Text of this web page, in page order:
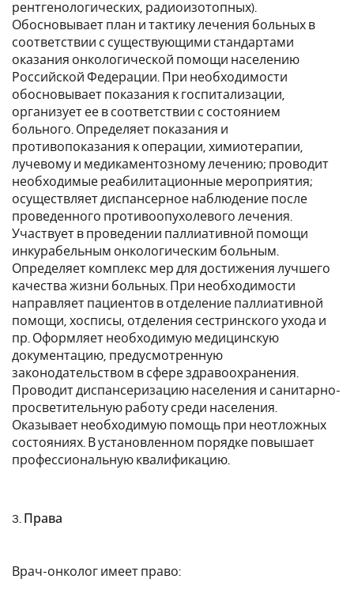
рентгенологических, радиоизотопных).
Обосновывает план и тактику лечения больных в
соответствии с существующими стандартами
оказания онкологической помощи населению
Российской Федерации. При необходимости
обосновывает показания к госпитализации,
организует ее в соответствии с состоянием
больного. Определяет показания и
противопоказания к операции, химиотерапии,
лучевому и медикаментозному лечению; проводит
необходимые реабилитационные мероприятия;
осуществляет диспансерное наблюдение после
проведенного противоопухолевого лечения.
Участвует в проведении паллиативной помощи
инкурабельным онкологическим больным.
Определяет комплекс мер для достижения лучшего
качества жизни больных. При необходимости
направляет пациентов в отделение паллиативной
помощи, хосписы, отделения сестринского ухода и
пр. Оформляет необходимую медицинскую
документацию, предусмотренную
законодательством в сфере здравоохранения.
Проводит диспансеризацию населения и санитарно-
просветительную работу среди населения.
Оказывает необходимую помощь при неотложных
состояниях. В установленном порядке повышает
профессиональную квалификацию.
3. Права
Врач-онколог имеет право: